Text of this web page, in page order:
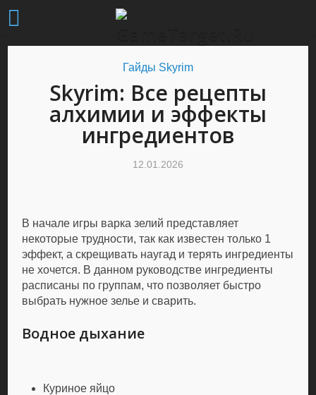
Гайды Skyrim
Skyrim: Все рецепты
алхимии и эффекты
ингредиентов
12.01.2026
В начале игры варка зелий представляет
некоторые трудности, так как известен только 1
эффект, а скрещивать наугад и терять ингредиенты
не хочется. В данном руководстве ингредиенты
расписаны по группам, что позволяет быстро
выбрать нужное зелье и сварить.
Водное дыхание
Куриное яйцо